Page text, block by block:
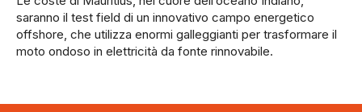
saranno il test field di un innovativo campo energetico
offshore, che utilizza enormi galleggianti per trasformare il
moto ondoso in elettricità da fonte rinnovabile.